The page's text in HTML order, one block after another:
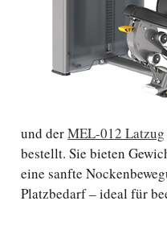
und derMEL-012 Latzug
bestellt. Sie bieten
eine sanfte
Platzbedarf – ideal für